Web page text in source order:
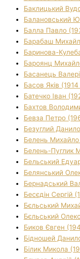
Баклицький
Балановський
Балла Павло
Барабаш
Баринова-
Бароянц
Басанець
Басов Яків
Батечко Іван
Бахтов
Бевза Петро
Безуглий
Белень Михайло
Белень-Пуглик
Бельський
Белянський
Бернадський
Бесєдін Сергій
Бєльський
Бєльський
Биков Євген
Бідношей
Білик Микола